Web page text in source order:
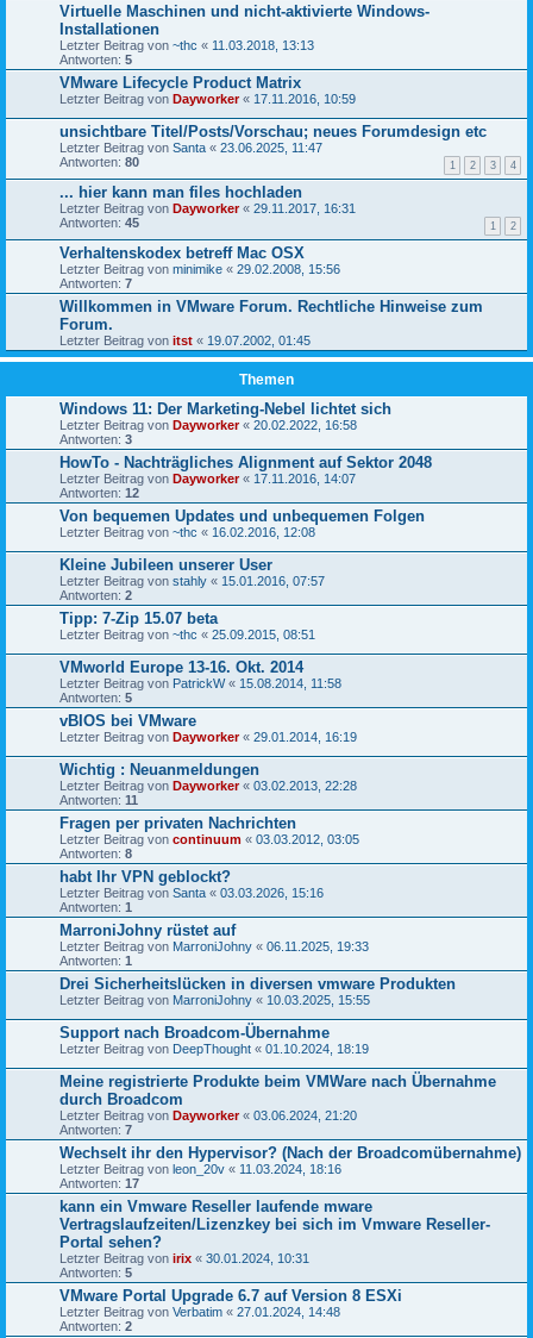
Virtuelle Maschinen und nicht-aktivierte Windows-
Installationen
Letzter Beitrag von ~thc « 11.03.2018, 13:13
Antworten: 5
VMware Lifecycle Product Matrix
Letzter Beitrag von Dayworker« 17.11.2016, 10:59
unsichtbare Titel/Posts/Vorschau; neues Forumdesign etc
Letzter Beitrag von Santa « 23.06.2025, 11:47
Antworten: 80 1 2 3 4
... hier kann man files hochladen
Letzter Beitrag von Dayworker« 29.11.2017, 16:31
Antworten: 45 1 2
Verhaltenskodex betreff Mac OSX
Letzter Beitrag von minimike « 29.02.2008, 15:56
Antworten: 7
Willkommen in VMware Forum. Rechtliche Hinweise zum
Forum.
Letzter Beitrag von itst « 19.07.2002, 01:45
Themen
Windows 11: Der Marketing-Nebel lichtet sich
Letzter Beitrag von Dayworker« 20.02.2022, 16:58
Antworten: 3
HowTo - Nachträgliches Alignment auf Sektor 2048
Letzter Beitrag von Dayworker« 17.11.2016, 14:07
Antworten: 12
Von bequemen Updates und unbequemen Folgen
Letzter Beitrag von ~thc « 16.02.2016, 12:08
Kleine Jubileen unserer User
Letzter Beitrag von stahly « 15.01.2016, 07:57
Antworten: 2
Tipp: 7-Zip 15.07 beta
Letzter Beitrag von ~thc « 25.09.2015, 08:51
VMworld Europe 13-16. Okt. 2014
Letzter Beitrag von PatrickW« 15.08.2014, 11:58
Antworten: 5
vBIOS bei VMware
Letzter Beitrag von Dayworker« 29.01.2014, 16:19
Wichtig : Neuanmeldungen
Letzter Beitrag von Dayworker« 03.02.2013, 22:28
Antworten: 11
Fragen per privaten Nachrichten
Letzter Beitrag von continuum « 03.03.2012, 03:05
Antworten: 8
habt Ihr VPN geblockt?
Letzter Beitrag von Santa « 03.03.2026, 15:16
Antworten: 1
MarroniJohny rüstet auf
Letzter Beitrag von MarroniJohny « 06.11.2025, 19:33
Antworten: 1
Drei Sicherheitslücken in diversen vmware Produkten
Letzter Beitrag von MarroniJohny « 10.03.2025, 15:55
Support nach Broadcom-Übernahme
Letzter Beitrag von DeepThought « 01.10.2024, 18:19
Meine registrierte Produkte beim VMWare nach Übernahme
durch Broadcom
Letzter Beitrag von Dayworker« 03.06.2024, 21:20
Antworten: 7
Wechselt ihr den Hypervisor? (Nach der Broadcomübernahme)
Letzter Beitrag von leon_20v « 11.03.2024, 18:16
Antworten: 17
kann ein Vmware Reseller laufende mware
Vertragslaufzeiten/Lizenzkey bei sich im Vmware Reseller-
Portal sehen?
Letzter Beitrag von irix « 30.01.2024, 10:31
Antworten: 5
VMware Portal Upgrade 6.7 auf Version 8 ESXi
Letzter Beitrag von Verbatim « 27.01.2024, 14:48
Antworten: 2